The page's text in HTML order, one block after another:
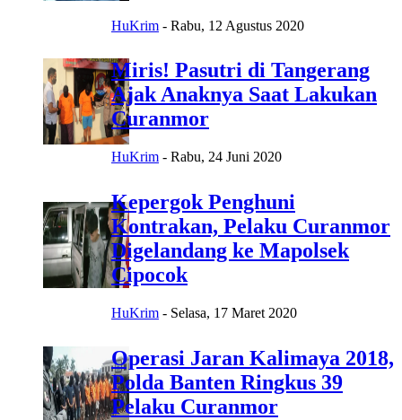
HuKrim - Rabu, 12 Agustus 2020
Miris! Pasutri di Tangerang
Ajak Anaknya Saat Lakukan
Curanmor
HuKrim - Rabu, 24 Juni 2020
Kepergok Penghuni
Kontrakan, Pelaku Curanmor
Digelandang ke Mapolsek
Cipocok
HuKrim - Selasa, 17 Maret 2020
Operasi Jaran Kalimaya 2018,
Polda Banten Ringkus 39
Pelaku Curanmor